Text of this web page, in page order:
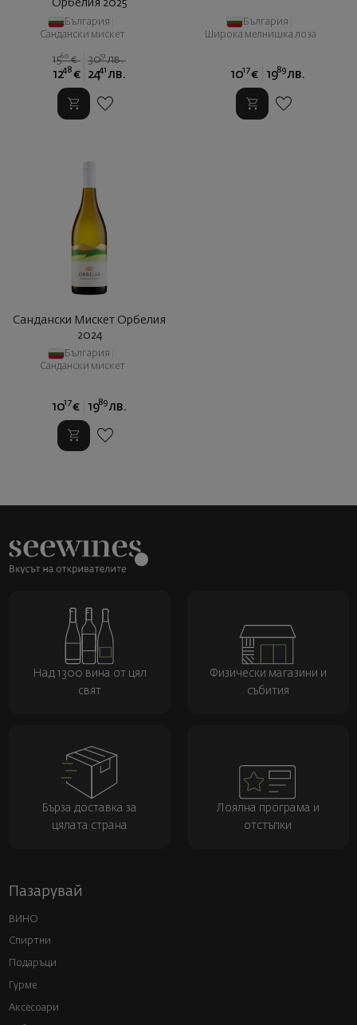
Орбелия 2025
България
Сандански мискет
1560 € 3051 лв.
1248 € 2441 лв.
България
Широка мелнишка лоза
1017 € 1989 лв.
Сандански Мискет Орбелия
2024
България
Сандански мискет
1017 € 1989 лв.
Над 1300 вина от цял
свят
Физически магазини и
събития
Бърза доставка за
цялата страна
Лоялна програма и
отстъпки
Пазарувай
ВИНО
Спиртни
Подаръци
Гурме
Аксесоари